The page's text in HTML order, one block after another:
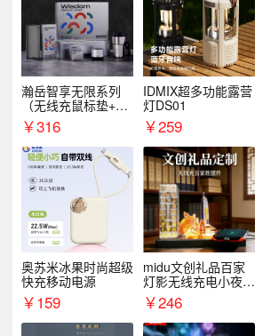
瀚岳智享无限系列
（无线充鼠标垫+飞
利浦音响+乐扣咖啡
杯）
￥316
IDMIX超多功能露营
灯DS01
￥259
奥苏米冰果时尚超级
快充移动电源
￥159
midu文创礼品百家
灯影无线充电小夜灯
纪念礼品定制
￥246